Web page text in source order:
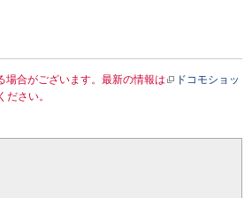
場合がございます。最新の情報は
ドコモショッ
ださい。